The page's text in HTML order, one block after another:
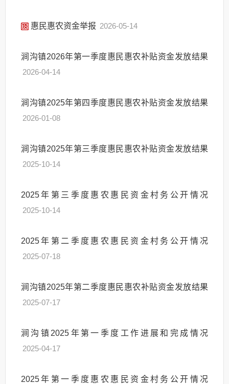
惠民惠农资金举报 2026-05-14
涧沟镇2026年第一季度惠民惠农补贴资金发放结果
2026-04-14
涧沟镇2025年第四季度惠民惠农补贴资金发放结果
2026-01-08
涧沟镇2025年第三季度惠民惠农补贴资金发放结果
2025-10-14
2025年第三季度惠农惠民资金村务公开情况
2025-10-14
2025年第二季度惠农惠民资金村务公开情况
2025-07-18
涧沟镇2025年第二季度惠民惠农补贴资金发放结果
2025-07-17
涧沟镇2025年第一季度工作进展和完成情况
2025-04-17
2025年第一季度惠农惠民资金村务公开情况